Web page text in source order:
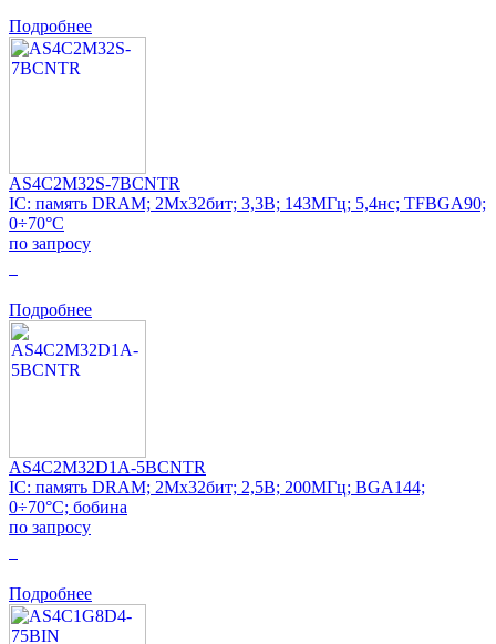
Подробнее
AS4C2M32S-7BCNTR
IC: память DRAM; 2Mx32бит; 3,3В; 143МГц; 5,4нс; TFBGA90;
0÷70°C
по запросу
Подробнее
AS4C2M32D1A-5BCNTR
IC: память DRAM; 2Mx32бит; 2,5В; 200МГц; BGA144;
0÷70°C; бобина
по запросу
Подробнее